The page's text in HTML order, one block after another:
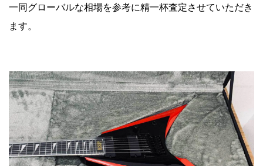
一同グローバルな相場を参考に精一杯査定させていただき
ます。